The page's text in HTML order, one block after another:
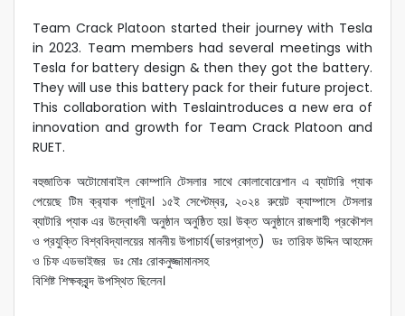
Team Crack Platoon started their journey with Tesla
in 2023. Team members had several meetings with
Tesla for battery design & then they got the battery.
They will use this battery pack for their future project.
This collaboration with Teslaintroduces a new era of
innovation and growth for Team Crack Platoon and
RUET.
বহুজাতিক অটোমোবাইল কোম্পানি টেসলার সাথে কোলাবোরেশান এ ব্যাটারি প্যাক
পেয়েছে টিম ক্র‍্যাক প্লাটুন। ১৫ই সেপ্টেম্বর, ২০২৪ রুয়েট ক্যাম্পাসে টেসলার
ব্যাটারি প্যাক এর উদ্বোধনী অনুষ্ঠান অনুষ্ঠিত হয়। উক্ত অনুষ্ঠানে রাজশাহী প্রকৌশল
ও প্রযুক্তি বিশ্ববিদ্যালয়ের মাননীয় উপাচার্য(ভারপ্রাপ্ত) ডঃ তারিফ উদ্দিন আহমেদ
ও চিফ এডভাইজর ডঃ মোঃ রোকনুজ্জামানসহ
বিশিষ্ট শিক্ষকবৃন্দ উপস্থিত ছিলেন।